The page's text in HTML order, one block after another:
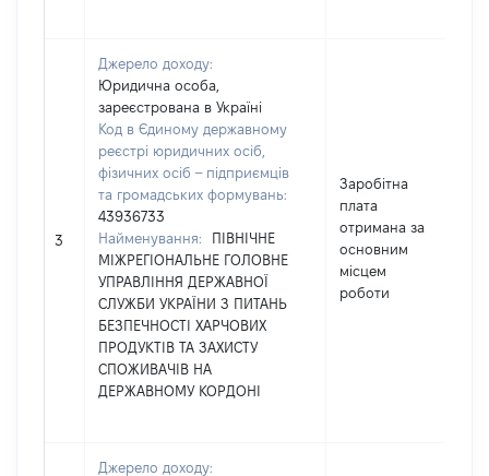
3
Джерело доходу:
Юридична особа,
зареєстрована в Україні
Код в Єдиному державному
реєстрі юридичних осіб,
фізичних осіб – підприємців
та громадських формувань:
43936733
Найменування:
ПІВНІЧНЕ
МІЖРЕГІОНАЛЬНЕ ГОЛОВНЕ
УПРАВЛІННЯ ДЕРЖАВНОЇ
СЛУЖБИ УКРАЇНИ З ПИТАНЬ
БЕЗПЕЧНОСТІ ХАРЧОВИХ
ПРОДУКТІВ ТА ЗАХИСТУ
СПОЖИВАЧІВ НА
ДЕРЖАВНОМУ КОРДОНІ
Заробітна
плата
отримана за
основним
місцем
роботи
Джерело доходу: